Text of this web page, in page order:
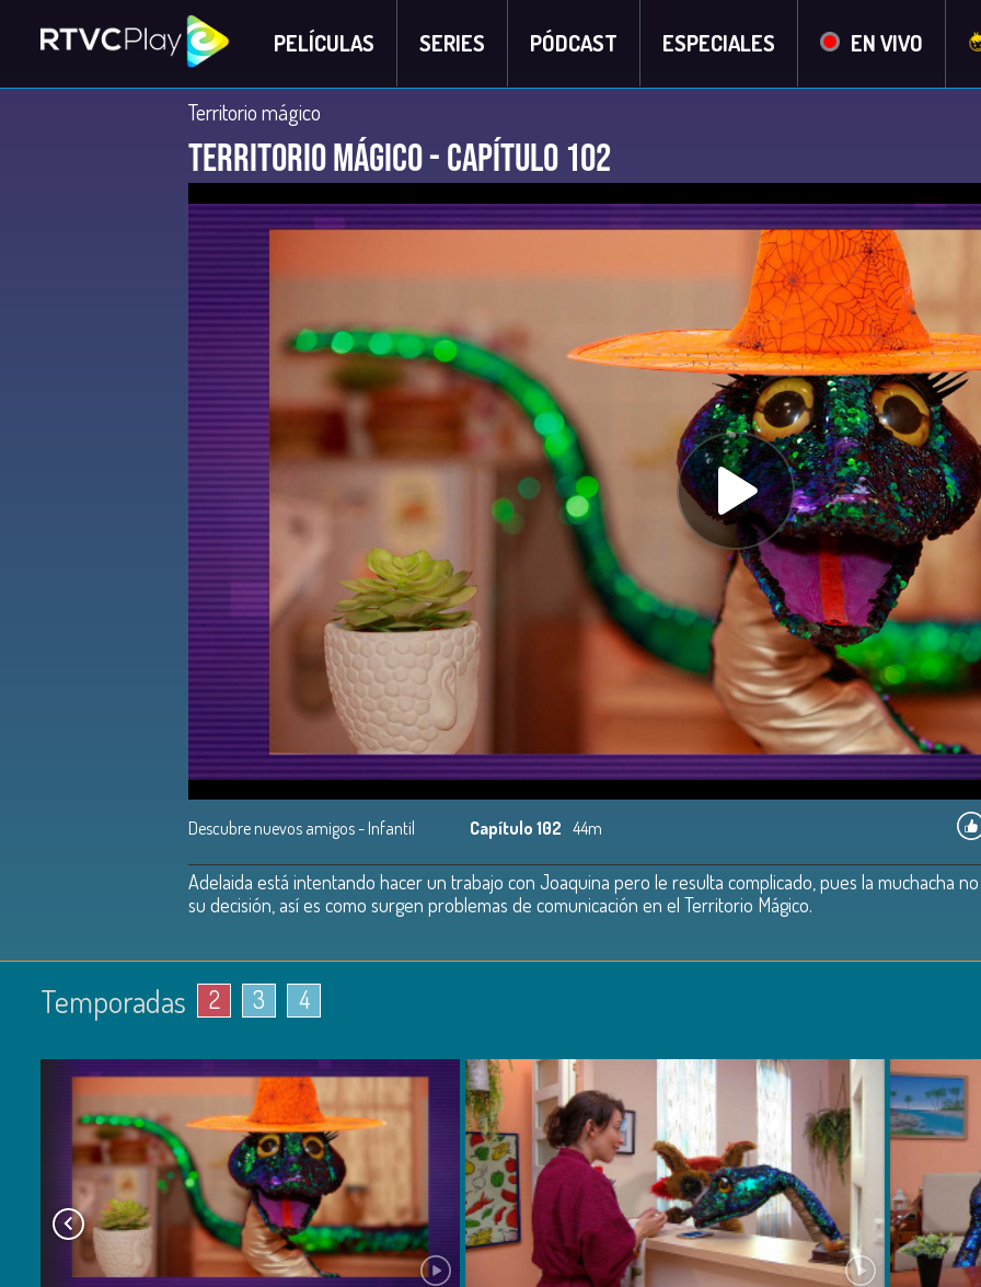
PELÍCULAS SERIES PÓDCAST ESPECIALES EN VIVO
Territorio mágico
Territorio Mágico - Capítulo 102
Descubre nuevos amigos - Infantil Capítulo 102 44m
Adelaida está intentando hacer un trabajo con Joaquina pero le resulta complicado, pues la muchacha
su decisión, así es como surgen problemas de comunicación en el Territorio Mágico.
Temporadas 2 3 4